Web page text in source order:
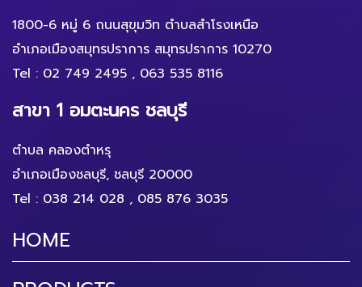
1800-6 หมู่ 6 ถนนสุขุมวิท ตำบลสำโรงเหนือ
อำเภอเมืองสมุทรปราการ สมุทรปราการ 10270
Tel : 02 749 2495 , 063 535 8116
สาขา 1 อมตะนคร ชลบุรี
ตำบล คลองตำหรุ
อำเภอเมืองชลบุรี, ชลบุรี 20000
Tel : 038 214 028 , 085 876 3035
HOME